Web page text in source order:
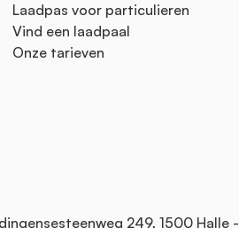
Laadpas voor particulieren
Vind een laadpaal
Onze tarieven
249, 1500 Halle -